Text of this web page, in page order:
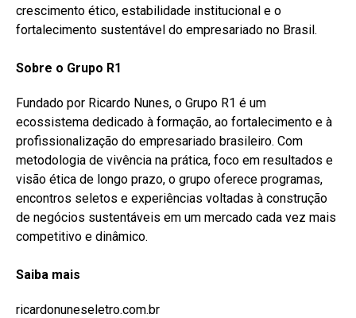
crescimento ético, estabilidade institucional e o
fortalecimento sustentável do empresariado no Brasil.
Sobre o Grupo R1
Fundado por Ricardo Nunes, o Grupo R1 é um
ecossistema dedicado à formação, ao fortalecimento e à
profissionalização do empresariado brasileiro. Com
metodologia de vivência na prática, foco em resultados e
visão ética de longo prazo, o grupo oferece programas,
encontros seletos e experiências voltadas à construção
de negócios sustentáveis em um mercado cada vez mais
competitivo e dinâmico.
Saiba mais
ricardonuneseletro.com.br